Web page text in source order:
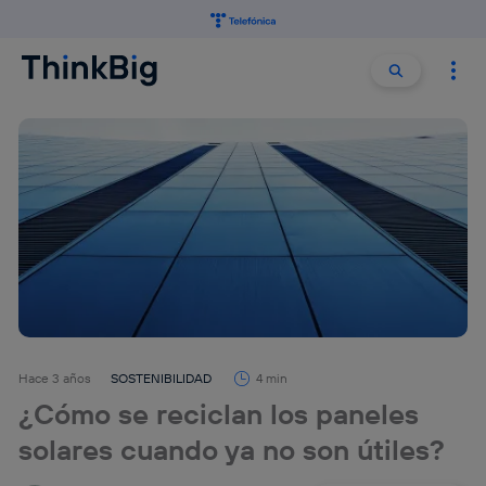
Buscar
Hace 3 años SOSTENIBILIDAD 4 min
¿Cómo se reciclan los paneles
solares cuando ya no son útiles?